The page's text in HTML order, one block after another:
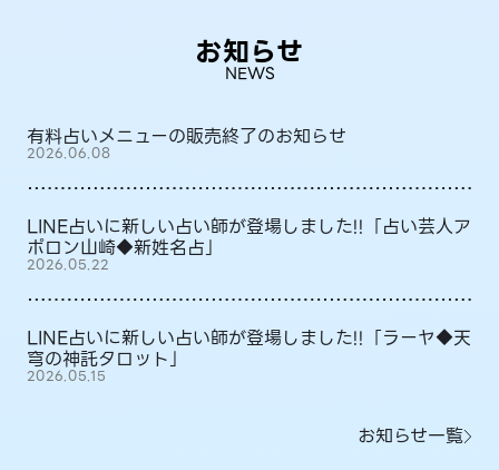
お知らせ
NEWS
有料占いメニューの販売終了のお知らせ
2026.06.08
LINE占いに新しい占い師が登場しました!!「占い芸人ア
ポロン山崎◆新姓名占」
2026.05.22
LINE占いに新しい占い師が登場しました!!「ラーヤ◆天
穹の神託タロット」
2026.05.15
お知らせ一覧